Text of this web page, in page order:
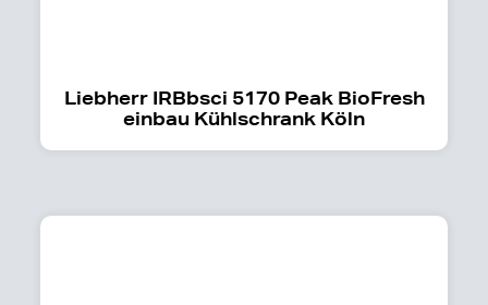
Liebherr IRBbsci 5170 Peak BioFresh
einbau Kühlschrank Köln